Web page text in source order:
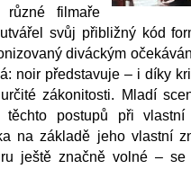
různé filmaře
svůj přibližný kód
diváckým
noir představuje – i díky
zákonitosti. Mladí
těchto postupů při
na základě jeho vlastní
ještě značně volné – se